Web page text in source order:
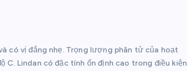
có vị đắng nhẹ. Trọng lượng phân tử của hoạt
C. Lindan có đặc tính ổn định cao trong điều kiện